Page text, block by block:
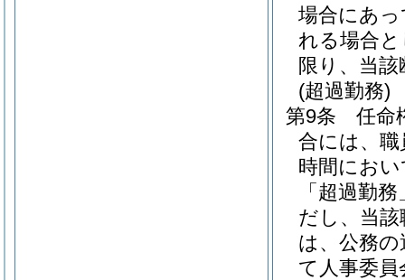
場合にあ
れる場合
限り、当
(超過勤務)
第9条
任命
合には、
時間にお
「超過勤
だし、当
は、公務
て人事委